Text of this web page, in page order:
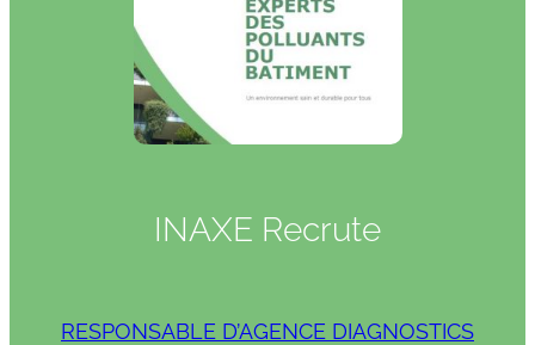
INAXE Recrute
RESPONSABLE D’AGENCE DIAGNOSTICS